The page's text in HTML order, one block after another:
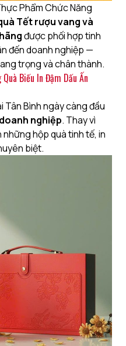
Phẩm Chức Năng
Tết rượu vang và
được phối hợp tinh
đến doanh nghiệp —
trọng và chân thành.
Biếu In Đậm Dấu Ấn
Bình ngày càng đầu
nghiệp. Thay vì
hộp quà tinh tế, in
biệt.